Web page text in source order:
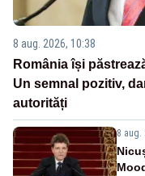
8 aug. 2026, 10:38
România își
Un semnal pozitiv,
autorități
8 aug.